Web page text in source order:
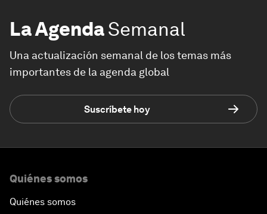
La AgendaSemanal
Una actualización semanal de los temas más
importantes de la agenda global
Suscríbete hoy
Quiénes somos
Quiénes somos